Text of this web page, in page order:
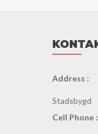
Address :
Stadsbygd
Cell Phone :